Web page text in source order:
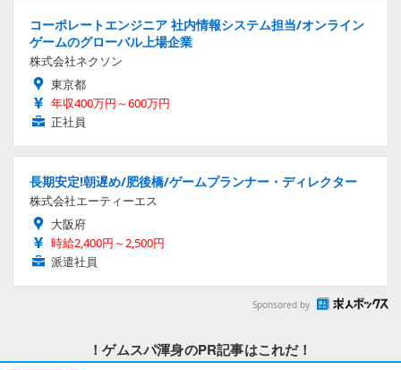
コーポレートエンジニア 社内情報システム担当/オンライン
ゲームのグローバル上場企業
株式会社ネクソン
東京都
年収400万円～600万円
正社員
長期安定!朝遅め/肥後橋/ゲームプランナー・ディレクター
株式会社エーティーエス
大阪府
時給2,400円～2,500円
派遣社員
Sponsored by
！ゲムスパ渾身のPR記事はこれだ！